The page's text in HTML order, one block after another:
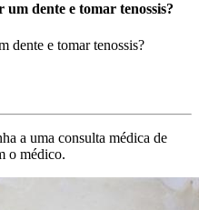
dente e tomar tenossis?
dente e tomar tenossis?
a uma consulta médica de
o médico.